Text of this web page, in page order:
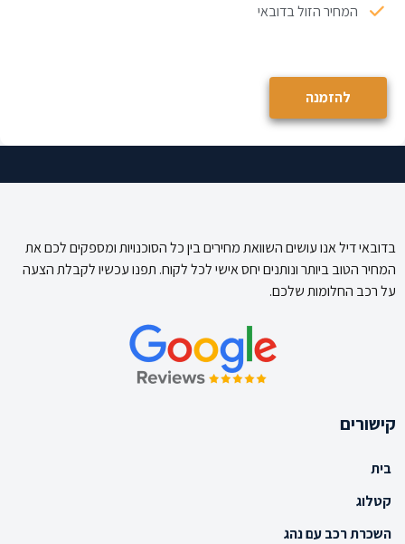
המחיר הזול בדובאי
להזמנה
בדובאי דיל אנו עושים השוואת מחירים בין כל הסוכנויות ומספקים לכם את
המחיר הטוב ביותר ונותנים יחס אישי לכל לקוח. תפנו עכשיו לקבלת הצעה
על רכב החלומות שלכם.
קישורים
בית
קטלוג
השכרת רכב עם נהג